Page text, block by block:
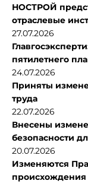
НОСТРОЙ
отраслевые
27.07.2026
пятилетнего
24.07.2026
Приняты
труда
22.07.2026
Внесены
безопасности
20.07.2026
Изменяются
происхождения